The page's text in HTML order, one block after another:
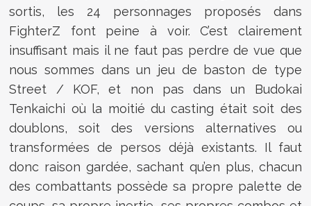
sortis, les 24 personnages proposés dans
FighterZ font peine à voir. C’est clairement
insuffisant mais il ne faut pas perdre de vue que
nous sommes dans un jeu de baston de type
Street / KOF, et non pas dans un Budokai
Tenkaichi où la moitié du casting était soit des
doublons, soit des versions alternatives ou
transformées de persos déjà existants. Il faut
donc raison gardée, sachant qu’en plus, chacun
des combattants possède sa propre palette de